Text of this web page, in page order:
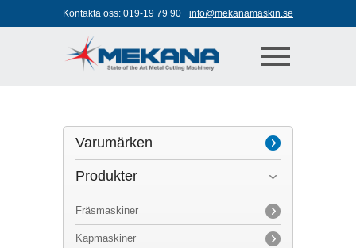
Jump to navigation
Kontakta oss: 019-19 79 90 info@mekanamaskin.se
Varumärken
Axile
Biglia
Kasto
Produkter
Fräsmaskiner
Kapmaskiner